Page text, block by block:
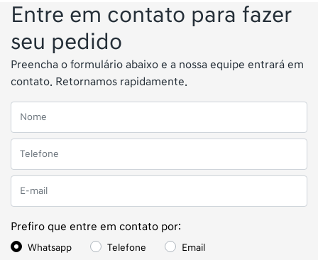
Entre em contato para fazer
seu pedido
Preencha o formulário abaixo e a nossa equipe entrará em
contato. Retornamos rapidamente.
Prefiro que entre em contato por:
Whatsapp Telefone Email